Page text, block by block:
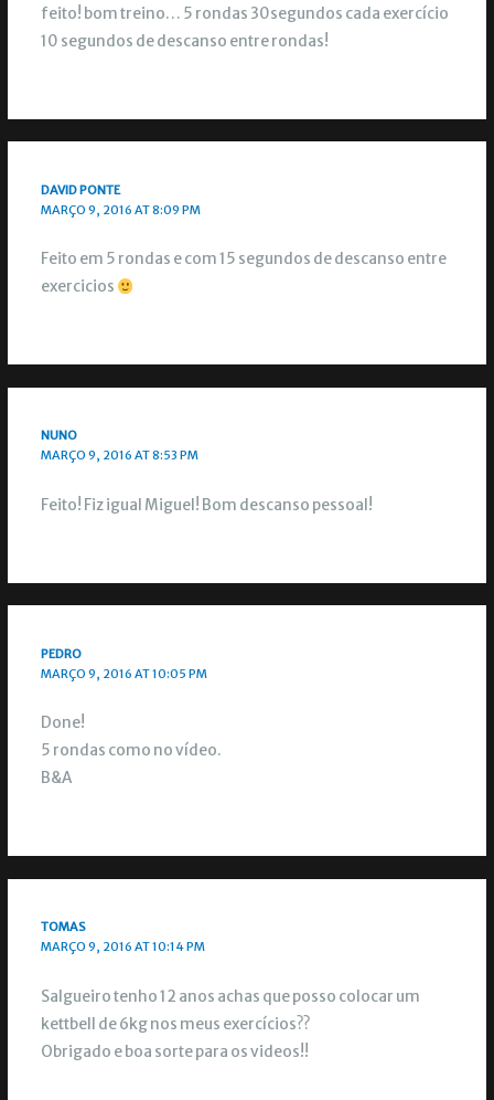
feito! bom treino… 5 rondas 30segundos cada exercício
10 segundos de descanso entre rondas!
DAVID PONTE
MARÇO 9, 2016 AT 8:09 PM
Feito em 5 rondas e com 15 segundos de descanso entre
exercicios
NUNO
MARÇO 9, 2016 AT 8:53 PM
Feito! Fiz igual Miguel! Bom descanso pessoal!
PEDRO
MARÇO 9, 2016 AT 10:05 PM
Done!
5 rondas como no vídeo.
B&A
TOMAS
MARÇO 9, 2016 AT 10:14 PM
Salgueiro tenho 12 anos achas que posso colocar um
kettbell de 6kg nos meus exercícios??
Obrigado e boa sorte para os videos!!